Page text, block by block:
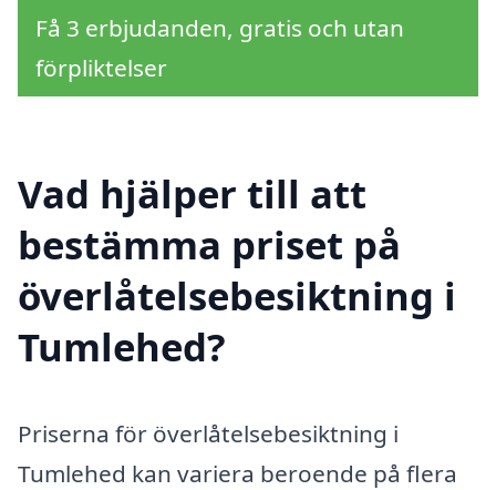
Få 3 erbjudanden, gratis och utan
förpliktelser
Vad hjälper till att
bestämma priset på
överlåtelsebesiktning i
Tumlehed?
Priserna för överlåtelsebesiktning i
Tumlehed kan variera beroende på flera